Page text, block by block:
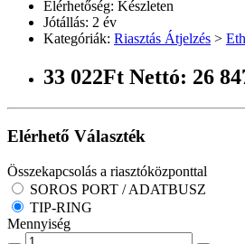
Elérhetőség: Készleten
Jótállás: 2 év
Kategóriák: Riasztás Átjelzés >
33 022Ft Nettó: 26
Elérhető Választék
Összekapcsolás a riasztóközponttal
SOROS PORT / ADATBUSZ
TIP-RING
Mennyiség